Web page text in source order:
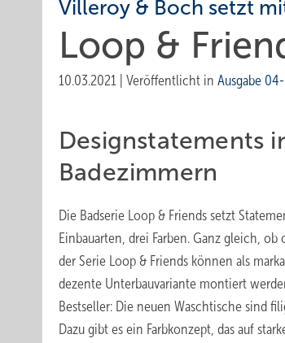
Villeroy & Boch setzt
Loop &
10.03.2021 Veröffentlicht in Ausgabe
Designstatements
Badezimmern
Die Badserie Loop & Friends setzt
Einbauarten, drei Farben. Ganz gleich,
der Serie Loop & Friends können als
dezente Unterbauvariante montiert
Bestseller: Die neuen Waschtische sind
Dazu gibt es ein Farbkonzept, das auf